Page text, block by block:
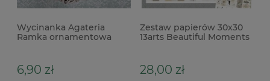
Wycinanka Agateria
Ramka ornamentowa
do exploding boxa
6,90 zł
Zestaw papierów 30x30
13arts Beautiful Moments
28,00 zł